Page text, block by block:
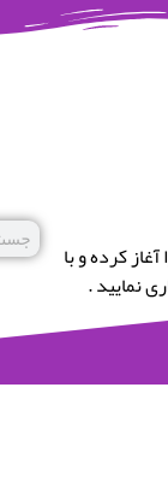
پایگاه در سال 1399 کار خود را آغاز کرده و با
نمایید .